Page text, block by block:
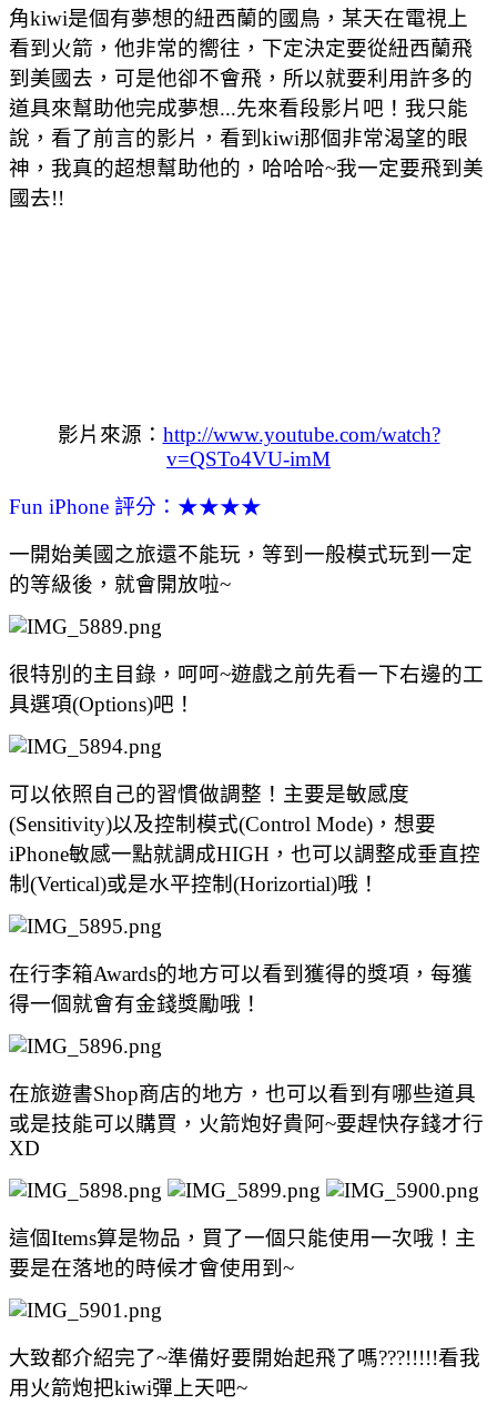
角kiwi是個有夢想的紐西蘭的國鳥，某天在電視上
看到火箭，他非常的嚮往，下定決定要從紐西蘭飛
到美國去，可是他卻不會飛，所以就要利用許多的
道具來幫助他完成夢想...先來看段影片吧！我只能
說，看了前言的影片，看到kiwi那個非常渴望的眼
神，我真的超想幫助他的，哈哈哈~我一定要飛到美
國去!!
影片來源： http://www.youtube.com/watch?
v=QSTo4VU-imM
Fun iPhone 評分：★★★★
一開始美國之旅還不能玩，等到一般模式玩到一定
的等級後，就會開放啦~
很特別的主目錄，呵呵~遊戲之前先看一下右邊的工
具選項(Options)吧！
可以依照自己的習慣做調整！主要是敏感度
(Sensitivity)以及控制模式(Control Mode)，想要
iPhone敏感一點就調成HIGH，也可以調整成垂直控
制(Vertical)或是水平控制(Horizortial)哦！
在行李箱Awards的地方可以看到獲得的獎項，每獲
得一個就會有金錢獎勵哦！
在旅遊書Shop商店的地方，也可以看到有哪些道具
或是技能可以購買，火箭炮好貴阿~要趕快存錢才行
XD
這個Items算是物品，買了一個只能使用一次哦！主
要是在落地的時候才會使用到~
大致都介紹完了~準備好要開始起飛了嗎???!!!!!看我
用火箭炮把kiwi彈上天吧~